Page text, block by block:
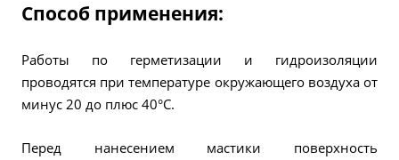
Способ применения:
Работы по герметизации и гидроизоляции
проводятся при температуре окружающего воздуха от
минус 20 до плюс 40°С.
Перед нанесением мастики поверхность